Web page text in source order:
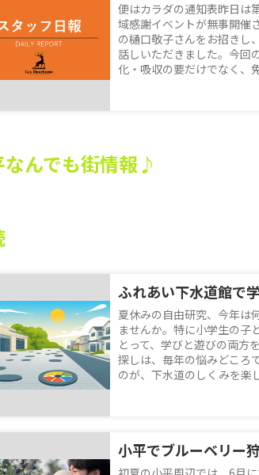
便はカラダの通知表昨日は
域感謝イベントが無事開催
の樋口敬子さんをお招きし
話しいただきました。今回
化・吸収の要だけでなく、
なんでも街情報♪
夏休みの自由研究、今年は
ませんか。特に小学生の子
とって、学びと遊びの両方
探しは、毎年の悩みどころ
のが、下水道のしくみを楽